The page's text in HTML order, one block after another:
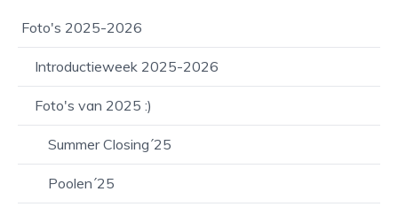
Foto's 2025-2026
Introductieweek 2025-2026
Foto's van 2025 :)
Summer Closing´25
Poolen´25